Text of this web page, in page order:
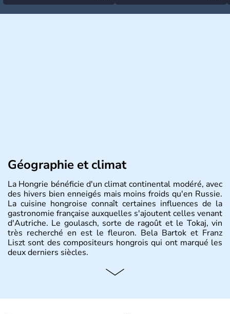
Géographie et climat
La Hongrie bénéficie d'un climat continental modéré, avec
des hivers bien enneigés mais moins froids qu'en Russie.
La cuisine hongroise connaît certaines influences de la
gastronomie française auxquelles s'ajoutent celles venant
d'Autriche. Le goulasch, sorte de ragoût et le Tokaj, vin
très recherché en est le fleuron. Bela Bartok et Franz
Liszt sont des compositeurs hongrois qui ont marqué les
deux derniers siècles.
Histoire et administration
depuis 2004, la Hongrie est aussi appelée « pays magyar